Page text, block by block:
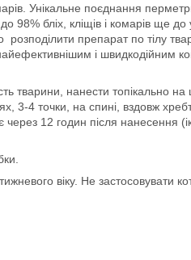
Унікальне поєднання
бліх, кліщів і комарів ще до
препарат по тілу
і швидкодійним
нанести топікально на
3-4 точки, на спині, вздовж
12 годин після нанесення
віку. Не застосовувати